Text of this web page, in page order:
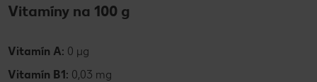
Vitamíny na 100 g
Vitamín A: 0 µg
Vitamín B1: 0,03 mg